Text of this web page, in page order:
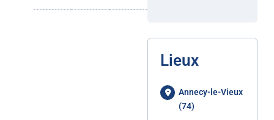
Lieux
Annecy-le-Vieux
(74)